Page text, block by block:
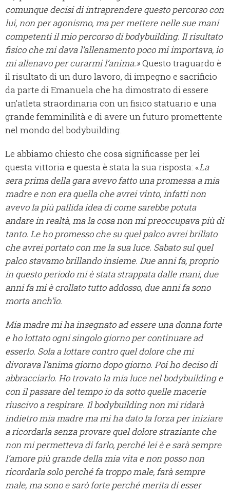
comunque decisi di intraprendere questo percorso con
lui, non per agonismo, ma per mettere nelle sue mani
competenti il mio percorso di bodybuilding. Il risultato
fisico che mi dava l’allenamento poco mi importava, io
mi allenavo per curarmi l’anima.»Questo traguardo è
il risultato di un duro lavoro, di impegno e sacrificio
da parte di Emanuela che ha dimostrato di essere
un’atleta straordinaria con un fisico statuario e una
grande femminilità e di avere un futuro promettente
nel mondo del bodybuilding.
Le abbiamo chiesto che cosa significasse per lei
questa vittoria e questa è stata la sua risposta: «La
sera prima della gara avevo fatto una promessa a mia
madre e non era quella che avrei vinto, infatti non
avevo la più pallida idea di come sarebbe potuta
andare in realtà, ma la cosa non mi preoccupava più di
tanto. Le ho promesso che su quel palco avrei brillato
che avrei portato con me la sua luce. Sabato sul quel
palco stavamo brillando insieme. Due anni fa, proprio
in questo periodo mi è stata strappata dalle mani, due
anni fa mi è crollato tutto addosso, due anni fa sono
morta anch’io.
Mia madre mi ha insegnato ad essere una donna forte
e ho lottato ogni singolo giorno per continuare ad
esserlo. Sola a lottare contro quel dolore che mi
divorava l’anima giorno dopo giorno. Poi ho deciso di
abbracciarlo. Ho trovato la mia luce nel bodybuilding e
con il passare del tempo io da sotto quelle macerie
riuscivo a respirare. Il bodybuilding non mi ridarà
indietro mia madre ma mi ha dato la forza per iniziare
a ricordarla senza provare quel dolore straziante che
non mi permetteva di farlo, perché lei è e sarà sempre
l’amore più grande della mia vita e non posso non
ricordarla solo perché fa troppo male, farà sempre
male, ma sono e sarò forte perché merita di esser